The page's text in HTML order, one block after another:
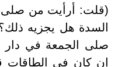
(قلت: أرأيت من صلى
السدة هل يجزيه
صلى الجمعة في دار
إن كان في